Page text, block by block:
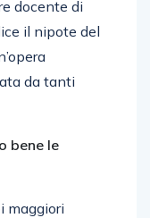
docente di
il nipote del
da tanti
bene le
maggiori